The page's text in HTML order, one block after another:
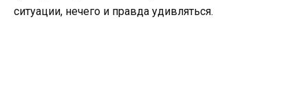
ситуации, нечего и правда удивляться.